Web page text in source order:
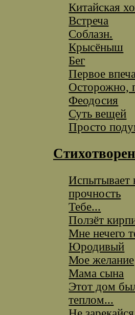
Китайская
Встреча
Соблазн.
Крысёныш
Бег
Первое
Осторожно,
Феодосия
Суть вещей
Просто
Испытывает
прочность
Тебе...
Ползёт
Мне нечего
Юродивый
Мое желание
Мама сына
Этот дом
теплом...